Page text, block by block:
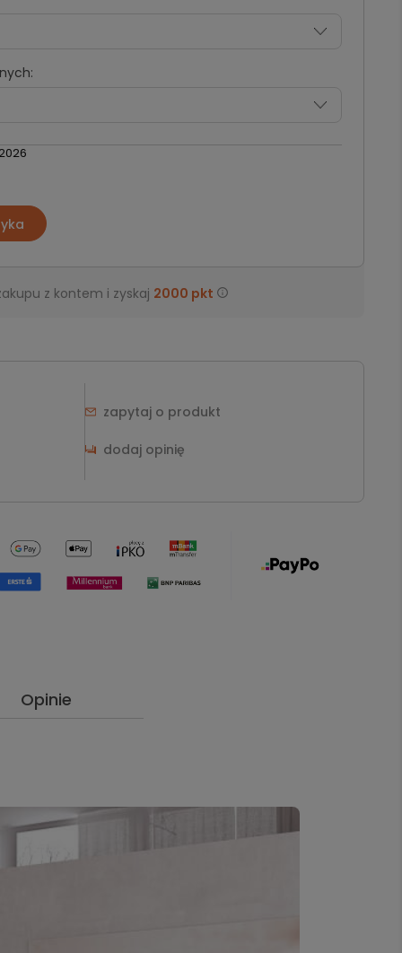
z kontem i zyskaj 2000 pkt
zapytaj o produkt
dodaj opinię
Opinie